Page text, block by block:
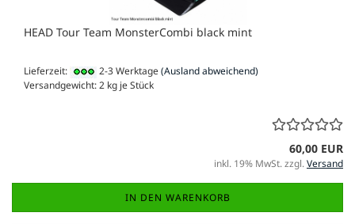
HEAD Tour Team MonsterCombi black mint
Lieferzeit: 2-3 Werktage(Ausland abweichend)
Versandgewicht:2 kg je Stück
60,00 EUR
inkl. 19% MwSt. zzgl.Versand
IN DEN WARENKORB